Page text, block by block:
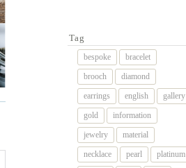
Tag
bespoke
bracelet
brooch
diamond
earrings
english
gallery
gold
information
jewelry
material
necklace
pearl
platinum